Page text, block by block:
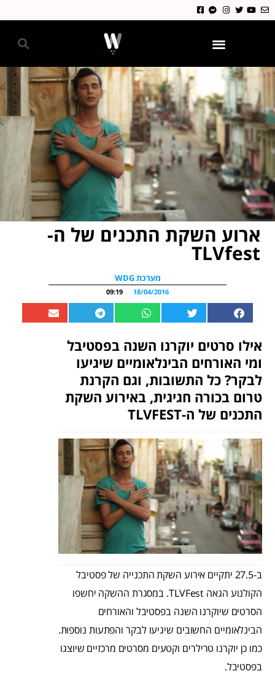
ארוע השקת התכנים של ה-
TLVfest
מערכת WDG
18/04/2016
09:19
אילו סרטים יוקרנו השנה בפסטיבל
ומי האורחים הבינלאומיים שיגיעו
לבקר? כל התשובות, וגם הקרנת
טרום בכורה חגיגית, באירוע השקת
התכנים של ה-TLVFEST
ב-27.5 יתקיים אירוע השקת התכנייה של פסטיבל
הקולנוע הגאה TLVFest. במסגרת ההשקה יחשפו
הסרטים שיוקרנו השנה בפסטיבל והאורחים
הבינלאומיים החשובים שיגיעו לבקר והפתעות נוספות.
כמו כן יוקרנו טרילרים וקטעים מסרטים מרכזיים שיוצגו
בפסטיבל.